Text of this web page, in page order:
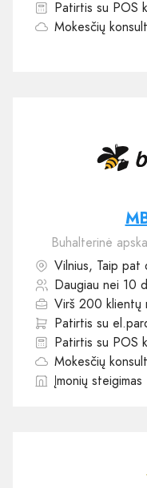
Patirtis su POS
Mokesčių
Buhalterinė
Vilnius, Taip pat
Daugiau nei 10
Virš 200 klientų
Patirtis su
Patirtis su POS
Mokesčių
Įmonių steigimas